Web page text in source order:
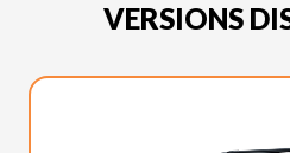
VERSIONS